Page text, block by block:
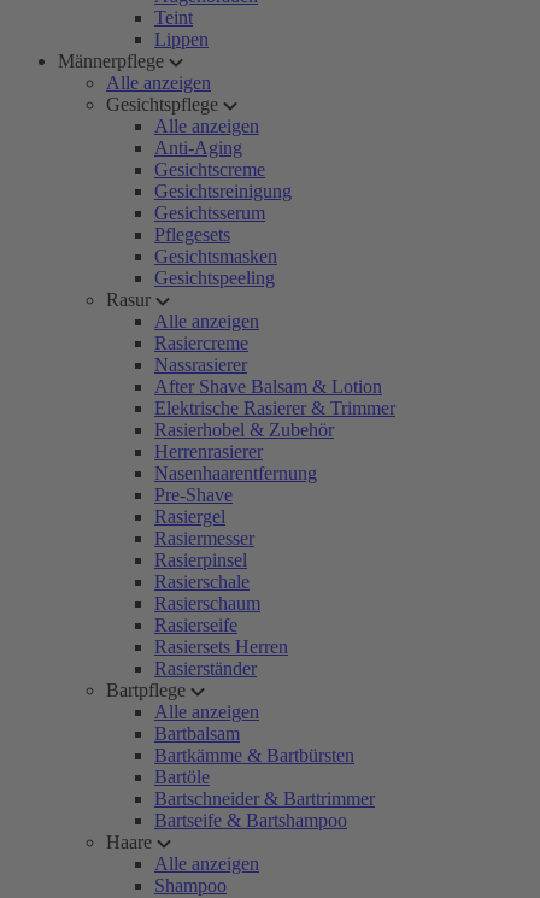
Teint
Lippen
Männerpflege
Alle anzeigen
Gesichtspflege
Alle anzeigen
Anti-Aging
Gesichtscreme
Gesichtsreinigung
Gesichtsserum
Pflegesets
Gesichtsmasken
Gesichtspeeling
Rasur
Alle anzeigen
Rasiercreme
Nassrasierer
After Shave Balsam & Lotion
Elektrische Rasierer & Trimmer
Rasierhobel & Zubehör
Herrenrasierer
Nasenhaarentfernung
Pre-Shave
Rasiergel
Rasiermesser
Rasierpinsel
Rasierschale
Rasierschaum
Rasierseife
Rasiersets Herren
Rasierständer
Bartpflege
Alle anzeigen
Bartbalsam
Bartkämme & Bartbürsten
Bartöle
Bartschneider & Barttrimmer
Bartseife & Bartshampoo
Haare
Alle anzeigen
Shampoo